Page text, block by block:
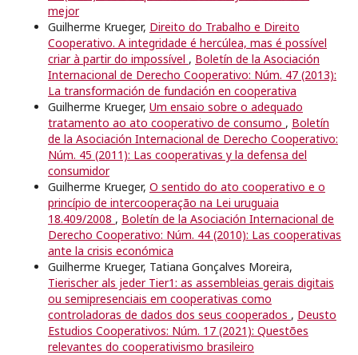
mejor
Guilherme Krueger, Direito do Trabalho e Direito
Cooperativo. A integridade é hercúlea, mas é possível
criar à partir do impossível , Boletín de la Asociación
Internacional de Derecho Cooperativo: Núm. 47 (2013):
La transformación de fundación en cooperativa
Guilherme Krueger, Um ensaio sobre o adequado
tratamento ao ato cooperativo de consumo , Boletín
de la Asociación Internacional de Derecho Cooperativo:
Núm. 45 (2011): Las cooperativas y la defensa del
consumidor
Guilherme Krueger, O sentido do ato cooperativo e o
princípio de intercooperação na Lei uruguaia
18.409/2008 , Boletín de la Asociación Internacional de
Derecho Cooperativo: Núm. 44 (2010): Las cooperativas
ante la crisis económica
Guilherme Krueger, Tatiana Gonçalves Moreira,
Tierischer als jeder Tier1: as assembleias gerais digitais
ou semipresenciais em cooperativas como
controladoras de dados dos seus cooperados , Deusto
Estudios Cooperativos: Núm. 17 (2021): Questões
relevantes do cooperativismo brasileiro